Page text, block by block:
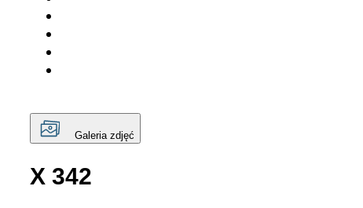
Galeria zdjęć
X 342